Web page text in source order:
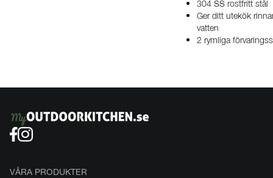
304 SS rostfritt stål
Ger ditt utekök
vatten
2 rymliga
VÅRA PRODUKTER